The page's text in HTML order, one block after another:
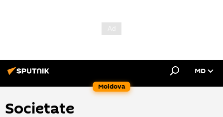
Moldova
MD
Societate